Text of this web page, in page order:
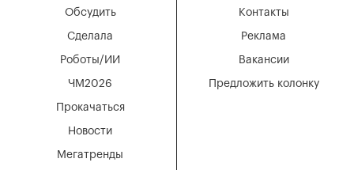
Мегатренды
Новости
Обсудить
Сделала
Роботы/ИИ
ЧМ2026
Прокачаться
Вакансии
Реклама
Контакты
Предложить колонку